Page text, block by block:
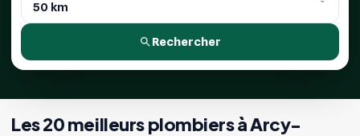
Rechercher
Les 20 meilleurs plombiers à Arcy-